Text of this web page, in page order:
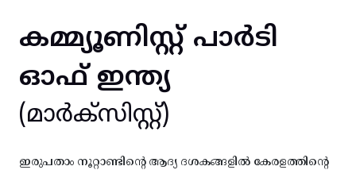
കമ്മ്യൂണിസ്റ്റ് പാർടി
ഓഫ് ഇന്ത്യ
(മാർക്സിസ്റ്റ്)
ഇരുപതാം നൂറ്റാണ്ടിന്റെ ആദ്യ ദശകങ്ങളിൽ കേരളത്തിന്റെ